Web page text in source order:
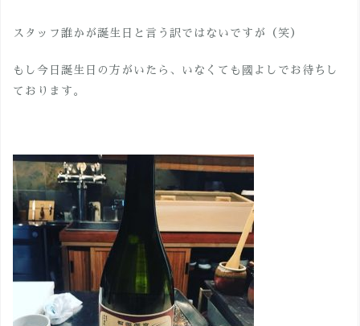
スタッフ誰かが誕生日と言う訳ではないですが（笑）
もし今日誕生日の方がいたら、いなくても國よしでお待ちし
ております。